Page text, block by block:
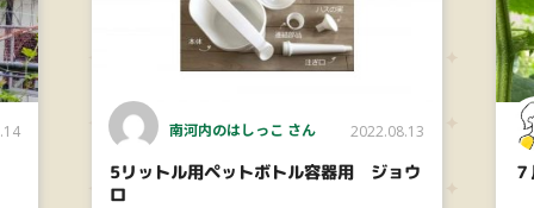
南河内のはしっこ さん 2022.08.13
5リットル用ペットボトル容器用 ジョウ
ロ